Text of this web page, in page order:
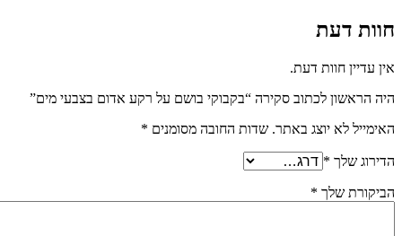
חוות דעת
אין עדיין חוות דעת.
היה הראשון לכתוב סקירה “בקבוקי בושם על רקע אדום בצבעי מים”
האימייל לא יוצג באתר. שדות החובה מסומנים *
הדירוג שלך *
הביקורת שלך *